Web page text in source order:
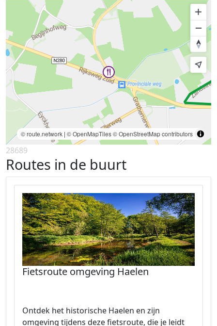
© route.network | © OpenMapTiles© OpenStreetMap contributors
28689
Routes in de buurt
Fietsroute omgeving Haelen
Ontdek het historische Haelen en zijn
omgeving tijdens deze fietsroute, die je leidt